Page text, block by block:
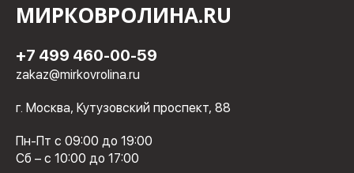
МИРКОВРОЛИНА.RU
+7 499 460-00-59
zakaz@mirkovrolina.ru
г. Москва, Кутузовский проспект, 88
Пн-Пт с 09:00 до 19:00
Сб – с 10:00 до 17:00